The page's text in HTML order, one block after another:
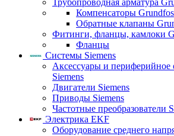
Трубопроводная арматура
Компенсаторы Grundfos
Обратные клапаны
Фитинги, фланцы, камлоки
Фланцы
Системы Siemens
Аксессуары и периферийное
Siemens
Двигатели Siemens
Приводы Siemens
Частотные преобразователи
Электрика EKF
Оборудование среднего